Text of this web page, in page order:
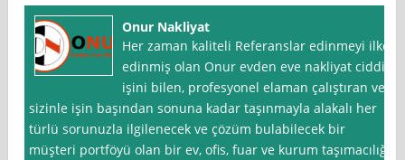
Onur Nakliyat
Her zaman kaliteli Referanslar edinmeyi ilke
edinmiş olan Onur evden eve nakliyat ciddi,
işini bilen, profesyonel elaman çalıştıran ve
sizinle işin başından sonuna kadar taşınmayla alakalı her
türlü sorunuzla ilgilenecek ve çözüm bulabilecek bir
müşteri portföyü olan bir ev, ofis, fuar ve kurum taşımacılığı